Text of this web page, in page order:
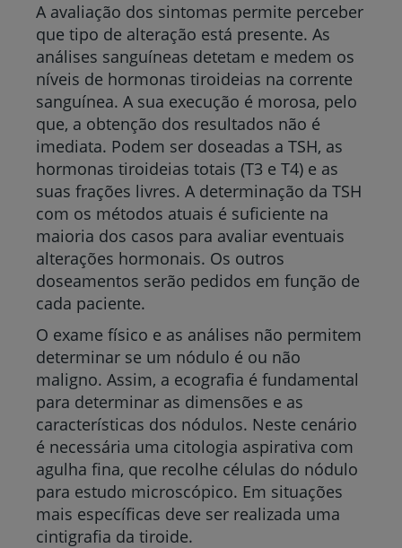
A avaliação dos sintomas permite perceber
que tipo de alteração está presente. As
análises sanguíneas detetam e medem os
níveis de hormonas tiroideias na corrente
sanguínea. A sua execução é morosa, pelo
que, a obtenção dos resultados não é
imediata. Podem ser doseadas a TSH, as
hormonas tiroideias totais (T3 e T4) e as
suas frações livres. A determinação da TSH
com os métodos atuais é suficiente na
maioria dos casos para avaliar eventuais
alterações hormonais. Os outros
doseamentos serão pedidos em função de
cada paciente.
O exame físico e as análises não permitem
determinar se um nódulo é ou não
maligno. Assim, a ecografia é fundamental
para determinar as dimensões e as
características dos nódulos. Neste cenário
é necessária uma citologia aspirativa com
agulha fina, que recolhe células do nódulo
para estudo microscópico. Em situações
mais específicas deve ser realizada uma
cintigrafia da tiroide.